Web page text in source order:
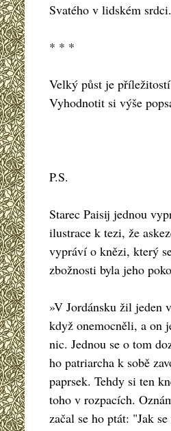
Svatého v lidském
* * *
Velký půst je
Vyhodnotit si výše
P.S.
Starec Paisij jednou
ilustrace k tezi, že
vypráví o knězi, který
zbožnosti byla jeho
»V Jordánsku žil jeden
když onemocněli, a on
nic. Jednou se o tom
ho patriarcha k sobě
paprsek. Tehdy si ten
toho v rozpacích.
začal se ho ptát: "Jak